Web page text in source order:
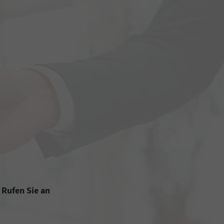
Rufen Sie an